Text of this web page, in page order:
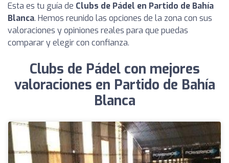
Esta es tu guía de Clubs de Pádel en Partido de Bahía
Blanca. Hemos reunido las opciones de la zona con sus
valoraciones y opiniones reales para que puedas
comparar y elegir con confianza.
Clubs de Pádel con mejores
valoraciones en Partido de Bahía
Blanca